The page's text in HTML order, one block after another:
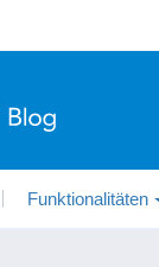
Funktionalitäten